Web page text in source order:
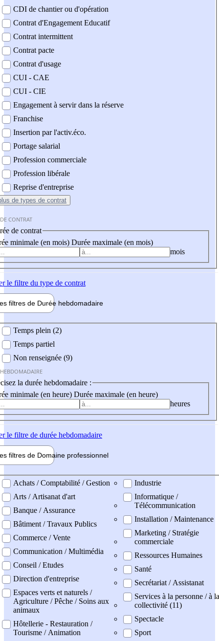
CDI de chantier ou d'opération
Contrat d'Engagement Educatif
Contrat intermittent
Contrat pacte
Contrat d'usage
CUI - CAE
CUI - CIE
Engagement à servir dans la réserve
Franchise
Insertion par l'activ.éco.
Portage salarial
Profession commerciale
Profession libérale
Reprise d'entreprise
de types de contrat
CONTRAT
de contrat
minimale (en mois) Durée maximale (en mois)
mois
le filtre du type de contrat
filtres de Durée hebdomadaire
Temps plein (2)
Temps partiel
Non renseignée (9)
la durée hebdomadaire :
minimale (en heure) Durée maximale (en heure)
heures
le filtre de durée hebdomadaire
filtres de Domaine professionnel
professionel
Achats / Comptabilité / Gestion
Arts / Artisanat d'art
Banque / Assurance
Bâtiment / Travaux Publics
Commerce / Vente
Communication / Multimédia
Conseil / Etudes
Direction d'entreprise
Espaces verts et naturels /
Agriculture / Pêche / Soins aux
animaux
Hôtellerie - Restauration /
Tourisme / Animation
Industrie
Informatique /
Télécommunication
Installation / Maintenance
Marketing / Stratégie
commerciale
Ressources Humaines
Santé
Secrétariat / Assistanat
Services à la personne / à la
collectivité (11)
Spectacle
Sport